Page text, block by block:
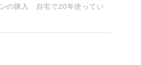
の購入 自宅で20年使ってい